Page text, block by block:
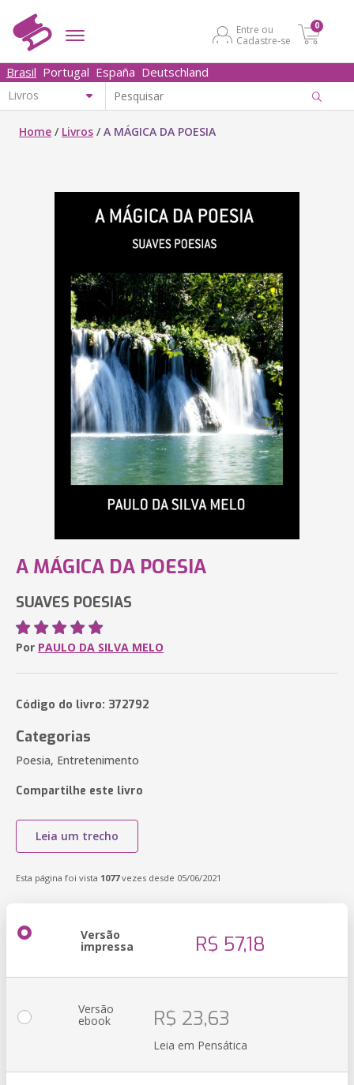
Entre ou
Cadastre-se
0
Brasil Portugal España Deutschland
Home / Livros /A MÁGICA DA POESIA
A MÁGICA DA POESIA
SUAVES POESIAS
Por PAULO DA SILVA MELO
Código do livro: 372792
Categorias
Poesia, Entretenimento
Compartilhe este livro
Leia um trecho
Esta página foi vista 1077vezes desde 05/06/2021
Versão
impressa R$ 57,18
Versão
ebook R$ 23,63
Leia em Pensática